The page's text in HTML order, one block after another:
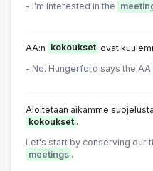
- I'm interested in the
AA:n kokoukset ovat
- No. Hungerford says the AA
Aloitetaan aikamme
kokoukset .
Let's start by conserving our
meetings .